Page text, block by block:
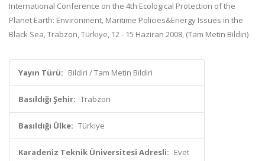
International Conference on the 4th Ecological Protection of the
Planet Earth: Environment, Maritime Policies&Energy Issues in the
Black Sea, Trabzon, Türkiye, 12 - 15 Haziran 2008, (Tam Metin Bildiri)
Yayın Türü: Bildiri / Tam Metin Bildiri
Basıldığı Şehir: Trabzon
Basıldığı Ülke: Türkiye
Karadeniz Teknik Üniversitesi Adresli: Evet